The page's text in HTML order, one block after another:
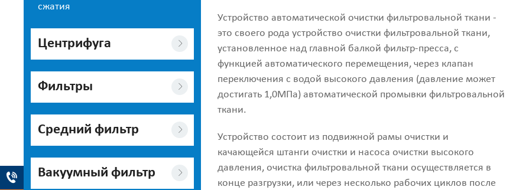
сжатия
Центрифуга
Фильтры
Средний фильтр
Вакуумный фильтр
Устройство автоматической очистки фильтровальной ткани -
это своего рода устройство очистки фильтровальной ткани,
установленное над главной балкой фильтр-пресса, с
функцией автоматического перемещения, через клапан
переключения с водой высокого давления (давление может
достигать 1,0МПа) автоматической промывки фильтровальной
ткани.
Устройство состоит из подвижной рамы очистки и
качающейся штанги очистки и насоса очистки высокого
давления, очистка фильтровальной ткани осуществляется в
конце разгрузки, или через несколько рабочих циклов после